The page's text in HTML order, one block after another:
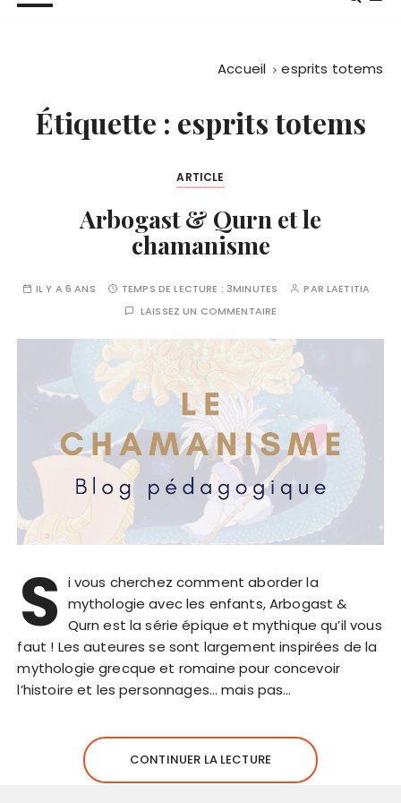
Accueil esprits totems
Étiquette : esprits totems
ARTICLE
Arbogast & Qurn et le
chamanisme
IL Y A 6 ANS TEMPS DE LECTURE : 3MINUTES PARLAETITIA
LAISSEZ UN COMMENTAIRE
S i vous cherchez comment aborder la
mythologie avec les enfants, Arbogast &
Qurn est la série épique et mythique qu’il vous
faut ! Les auteures se sont largement inspirées de la
mythologie grecque et romaine pour concevoir
l’histoire et les personnages… mais pas…
CONTINUER LA LECTURE